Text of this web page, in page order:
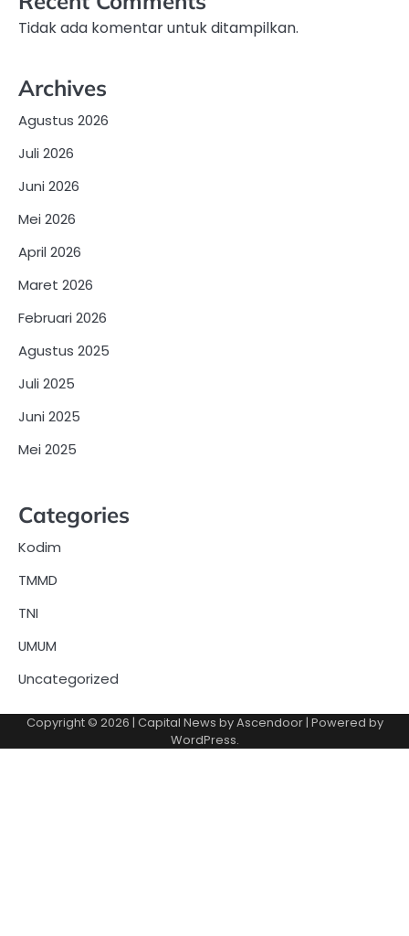
Tidak ada komentar untuk ditampilkan.
Archives
Agustus 2026
Juli 2026
Juni 2026
Mei 2026
April 2026
Maret 2026
Februari 2026
Agustus 2025
Juli 2025
Juni 2025
Mei 2025
Categories
Kodim
TMMD
TNI
UMUM
Uncategorized
Copyright © 2026 | Capital News byAscendoor| Powered by
WordPress.